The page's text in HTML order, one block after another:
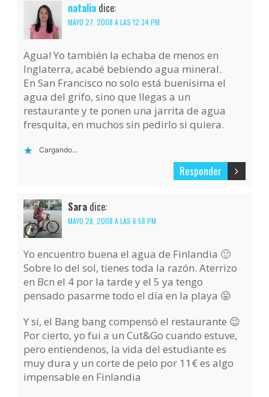
natalia dice:
MAYO 27, 2008 A LAS 12:34 PM
Agua! Yo también la echaba de menos en
Inglaterra, acabé bebiendo agua mineral.
En San Francisco no solo está buenísima el
agua del grifo, sino que llegas a un
restaurante y te ponen una jarrita de agua
fresquita, en muchos sin pedirlo si quiera.
Cargando...
Responder
Sara dice:
MAYO 28, 2008 A LAS 6:58 PM
Yo encuentro buena el agua de Finlandia 🙂
Sobre lo del sol, tienes toda la razón. Aterrizo
en Bcn el 4 por la tarde y el 5 ya tengo
pensado pasarme todo el día en la playa 😛
Y sí, el Bang bang compensó el restaurante 😉
Por cierto, yo fui a un Cut&Go cuando estuve,
pero entiendenos, la vida del estudiante es
muy dura y un corte de pelo por 11€ es algo
impensable en Finlandia